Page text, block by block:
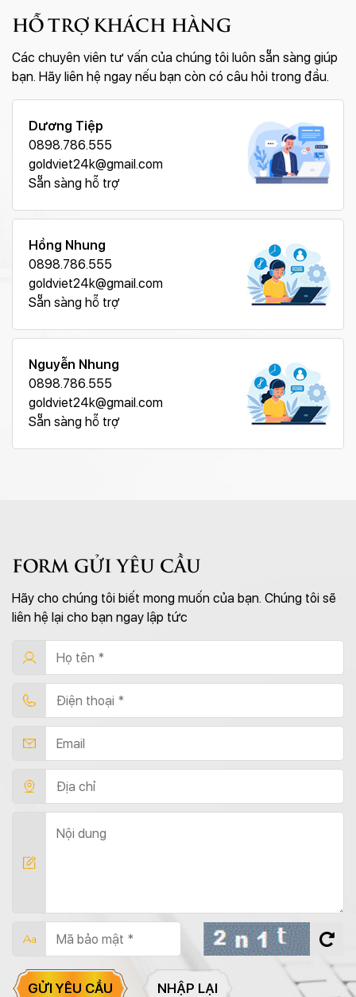
HỖ TRỢ KHÁCH HÀNG
Các chuyên viên tư vấn của chúng tôi luôn sẵn sàng giúp
bạn. Hãy liên hệ ngay nếu bạn còn có câu hỏi trong đầu.
Dương Tiệp
0898.786.555
goldviet24k@gmail.com
Sẵn sàng hỗ trợ
Hồng Nhung
0898.786.555
goldviet24k@gmail.com
Sẵn sàng hỗ trợ
Nguyễn Nhung
0898.786.555
goldviet24k@gmail.com
Sẵn sàng hỗ trợ
FORM GỬI YÊU CẦU
Hãy cho chúng tôi biết mong muốn của bạn. Chúng tôi sẽ
liên hệ lại cho bạn ngay lập tức
GỬI YÊU CẦU NHẬP LẠI